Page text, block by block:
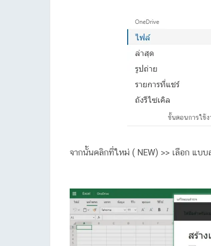
ขั้นตอนการใช้
จากนั้นคลิกที่ใหม่ ( NEW) >> เลือก แบบ